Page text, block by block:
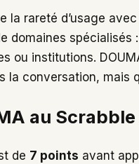
la rareté d’usage
domaines
ou institutions.
la conversation,
au
de 7 points avant